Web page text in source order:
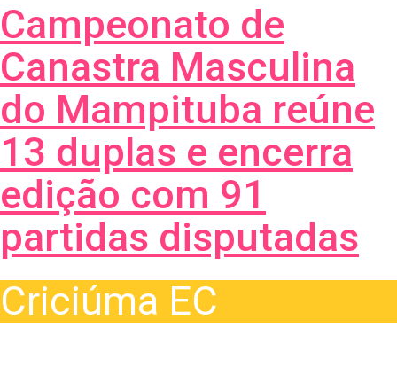
Campeonato de
Canastra Masculina
do Mampituba reúne
13 duplas e encerra
edição com 91
partidas disputadas
Criciúma EC